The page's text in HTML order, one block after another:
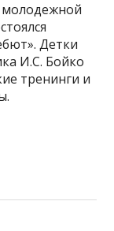
молодежной
Детки
И.С. Бойко
тренинги и